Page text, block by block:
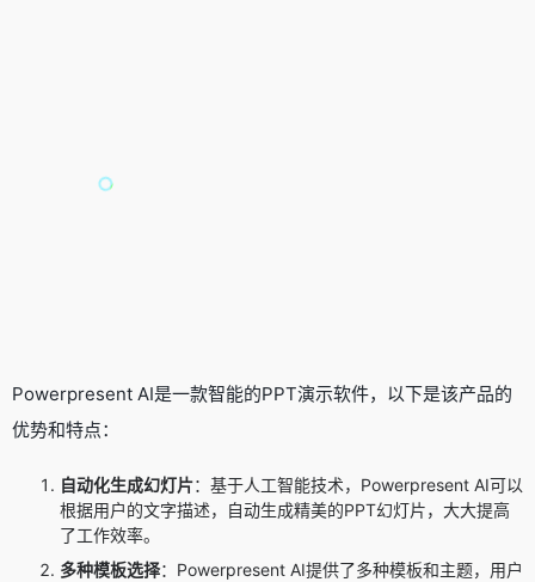
Powerpresent AI是一款智能的PPT演示软件，以下是该产品的
优势和特点：
自动化生成幻灯片：基于人工智能技术，Powerpresent AI可以
根据用户的文字描述，自动生成精美的PPT幻灯片，大大提高
了工作效率。
多种模板选择：Powerpresent AI提供了多种模板和主题，用户